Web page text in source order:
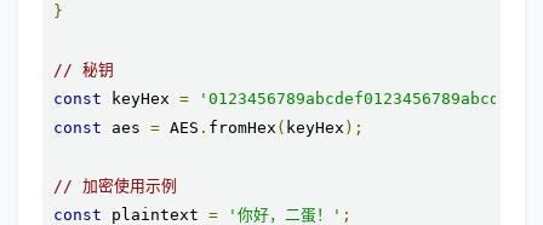
}
// 秘钥
const keyHex = '0123456789abcdef0123456789abcdef'
const aes = AES . fromHex ( keyHex );
// 加密使用示例
const plaintext = '你好，二蛋！' ;